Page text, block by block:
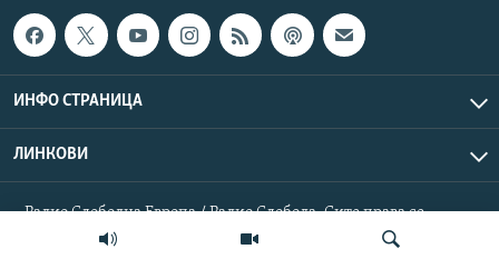
ИНФО СТРАНИЦА
ЛИНКОВИ
Радио Слободна Европа / Радио Слобода. Сите права се
резервирани